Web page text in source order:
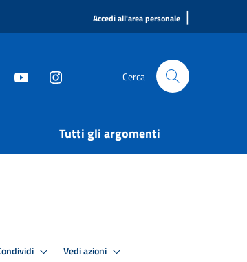
Accedi all'area personale |
Cerca
Tutti gli argomenti
Vedi azioni